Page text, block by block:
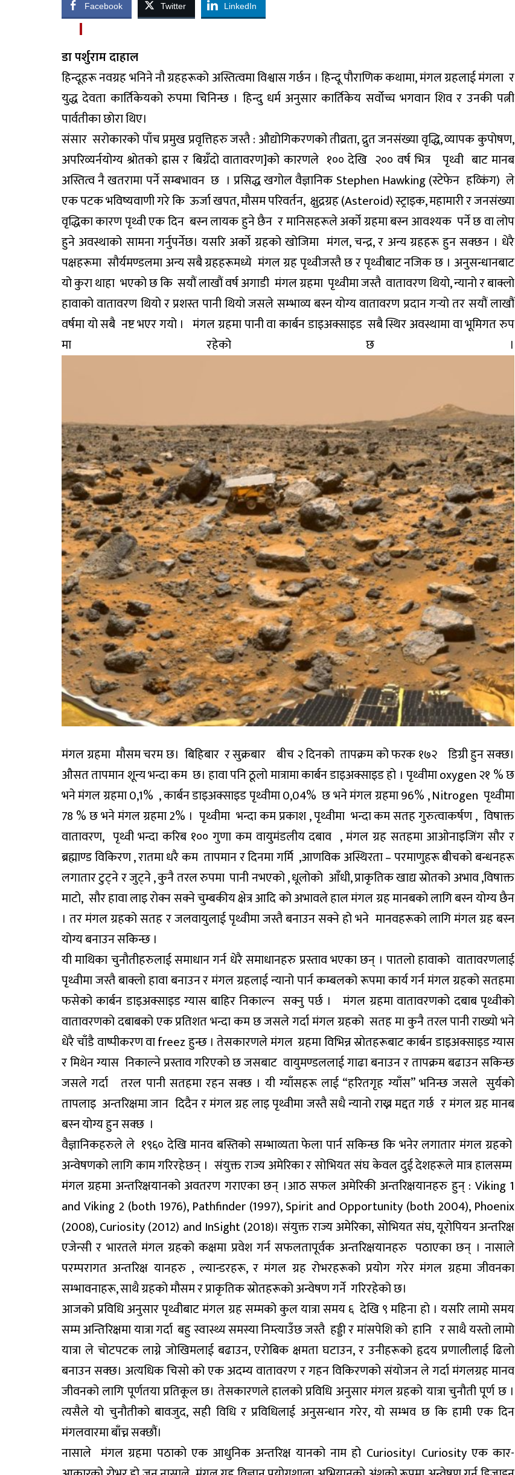
Facebook Twitter LinkedIn
डा पर्शुराम दाहाल
हिन्दूहरू नवग्रह भनिने नौ ग्रहहरूको अस्तित्वमा विश्वास गर्छन । हिन्दू पौराणिक कथामा, मंगल ग्रहलाई मंगला र
युद्ध देवता कार्तिकेयको रुपमा चिनिन्छ । हिन्दु धर्म अनुसार कार्तिकेय सर्वोच्च भगवान शिव र उनकी पत्नी
पार्वतीका छोरा थिए।
संसार सरोकारको पाँच प्रमुख प्रवृत्तिहरु जस्तै : औद्योगिकरणको तीव्रता, द्रुत जनसंख्या वृद्धि, व्यापक कुपोषण,
अपरिव्यर्नयोग्य श्रोतको ह्रास र बिग्रँदो वातावरण]को कारणले १०० देखि २०० वर्ष भित्र पृथ्वी बाट मानब
अस्तित्व नै खतरामा पर्ने सम्बभावन छ । प्रसिद्ध खगोल वैज्ञानिक Stephen Hawking (स्टेफेन हव्किंग) ले
एक पटक भविष्यवाणी गरे कि ऊर्जा खपत, मौसम परिवर्तन, क्षुद्रग्रह (Asteroid) स्ट्राइक, महामारी र जनसंख्या
वृद्धिका कारण पृथ्वी एक दिन बस्न लायक हुने छैन र मानिसहरूले अर्को ग्रहमा बस्न आवश्यक पर्ने छ वा लोप
हुने अवस्थाको सामना गर्नुपर्नेछ। यसरि अर्को ग्रहको खोजिमा मंगल, चन्द्र, र अन्य ग्रहहरू हुन सक्छन । धेरै
पक्षहरूमा सौर्यमण्डलमा अन्य सबै ग्रहहरूमध्ये मंगल ग्रह पृथ्वीजस्तै छ र पृथ्वीबाट नजिक छ । अनुसन्धानबाट
यो कुरा थाहा भएको छ कि सयौं लाखौं वर्ष अगाडी मंगल ग्रहमा पृथ्वीमा जस्तै वातावरण थियो, न्यानो र बाक्लो
हावाको वातावरण थियो र प्रशस्त पानी थियो जसले सम्भाव्य बस्न योग्य वातावरण प्रदान गर्‍यो तर सयौं लाखौं
वर्षमा यो सबै नष्ट भएर गयो । मंगल ग्रहमा पानी वा कार्बन डाइअक्साइड सबै स्थिर अवस्थामा वा भूमिगत रुप
मा रहेको छ ।
मंगल ग्रहमा मौसम चरम छ। बिहिबार र सुक्रबार बीच २ दिनको तापक्रम को फरक १७२ डिग्री हुन सक्छ।
औसत तापमान शून्य भन्दा कम छ। हावा पनि ठूलो मात्रामा कार्बन डाइअक्साइड हो । पृथ्वीमा oxygen २१ % छ
भने मंगल ग्रहमा 0,1% , कार्बन डाइअक्साइड पृथ्वीमा 0,04% छ भने मंगल ग्रहमा 96% , Nitrogen पृथ्वीमा
78 % छ भने मंगल ग्रहमा 2% । पृथ्वीमा भन्दा कम प्रकाश , पृथ्वीमा भन्दा कम सतह गुरुत्वाकर्षण , विषाक्त
वातावरण, पृथ्वी भन्दा करिब १०० गुणा कम वायुमंडलीय दबाव , मंगल ग्रह सतहमा आओनाइजिंग सौर र
ब्रह्माण्ड विकिरण , रातमा धरै कम तापमान र दिनमा गर्मि ,आणविक अस्थिरता – परमाणुहरू बीचको बन्धनहरू
लगातार टुट्ने र जुट्ने , कुनै तरल रुपमा पानी नभएको , धूलोको आँधी, प्राकृतिक खाद्य स्रोतको अभाव ,विषाक्त
माटो, सौर हावा लाइ रोक्न सक्ने चुम्बकीय क्षेत्र आदि को अभावले हाल मंगल ग्रह मानबको लागि बस्न योग्य छैन
। तर मंगल ग्रहको सतह र जलवायुलाई पृथ्वीमा जस्तै बनाउन सक्ने हो भने मानवहरूको लागि मंगल ग्रह बस्न
योग्य बनाउन सकिन्छ ।
यी माथिका चुनौतीहरुलाई समाधान गर्न धेरै समाधानहरु प्रस्ताव भएका छन् । पातलो हावाको वातावरणलाई
पृथ्वीमा जस्तै बाक्लो हावा बनाउन र मंगल ग्रहलाई न्यानो पार्न कम्बलको रूपमा कार्य गर्न मंगल ग्रहको सतहमा
फसेको कार्बन डाइअक्साइड ग्यास बाहिर निकाल्न सक्नु पर्छ । मंगल ग्रहमा वातावरणको दबाब पृथ्वीको
वातावरणको दबाबको एक प्रतिशत भन्दा कम छ जसले गर्दा मंगल ग्रहको सतह मा कुनै तरल पानी राख्यो भने
धेरै चाँडै वाष्पीकरण वा freez हुन्छ । तेसकारणले मंगल ग्रहमा विभिन्न स्रोतहरूबाट कार्बन डाइअक्साइड ग्यास
र मिथेन ग्यास निकाल्ने प्रस्ताव गरिएको छ जसबाट वायुमण्डललाई गाढा बनाउन र तापक्रम बढाउन सकिन्छ
जसले गर्दा तरल पानी सतहमा रहन सक्छ । यी ग्याँसहरू लाई “हरितगृह ग्याँस” भनिन्छ जसले सुर्यको
तापलाइ अन्तरिक्षमा जान दिदैन र मंगल ग्रह लाइ पृथ्वीमा जस्तै सधै न्यानो राख्न मद्दत गर्छ र मंगल ग्रह मानब
बस्न योग्य हुन सक्छ ।
वैज्ञानिकहरुले ले १९६० देखि मानव बस्तिको सम्भाव्यता फेला पार्न सकिन्छ कि भनेर लगातार मंगल ग्रहको
अन्वेषणको लागि काम गरिरहेछन् । संयुक्त राज्य अमेरिका र सोभियत संघ केवल दुई देशहरूले मात्र हालसम्म
मंगल ग्रहमा अन्तरिक्षयानको अवतरण गराएका छन् ।आठ सफल अमेरिकी अन्तरिक्षयानहरु हुन् : Viking 1
and Viking 2 (both 1976), Pathfinder (1997), Spirit and Opportunity (both 2004), Phoenix
(2008), Curiosity (2012) and InSight (2018)। संयुक्त राज्य अमेरिका, सोभियत संघ, यूरोपियन अन्तरिक्ष
एजेन्सी र भारतले मंगल ग्रहको कक्षमा प्रवेश गर्न सफलतापूर्वक अन्तरिक्षयानहरु पठाएका छन् । नासाले
परम्परागत अन्तरिक्ष यानहरु , ल्यान्डरहरू, र मंगल ग्रह रोभरहरूको प्रयोग गरेर मंगल ग्रहमा जीवनका
सम्भावनाहरू, साथै ग्रहको मौसम र प्राकृतिक स्रोतहरूको अन्वेषण गर्ने गरिरहेको छ।
आजको प्रविधि अनुसार पृथ्वीबाट मंगल ग्रह सम्मको कुल यात्रा समय ६ देखि ९ महिना हो । यसरि लामो समय
सम्म अन्तिरिक्षमा यात्रा गर्दा बहु स्वास्थ्य समस्या निम्त्याउँछ जस्तै हड्डी र मांसपेशि को हानि र साथै यस्तो लामो
यात्रा ले चोटपटक लाग्ने जोखिमलाई बढाउन, एरोबिक क्षमता घटाउन, र उनीहरूको हृदय प्रणालीलाई ढिलो
बनाउन सक्छ। अत्यधिक चिसो को एक अदम्य वातावरण र गहन विकिरणको संयोजन ले गर्दा मंगलग्रह मानव
जीवनको लागि पूर्णतया प्रतिकूल छ। तेसकारणले हालको प्रविधि अनुसार मंगल ग्रहको यात्रा चुनौती पूर्ण छ ।
त्यसैले यो चुनौतीको बावजुद, सही विधि र प्रविधिलाई अनुसन्धान गरेर, यो सम्भव छ कि हामी एक दिन
मंगलवारमा बाँच्न सक्छौं।
नासाले मंगल ग्रहमा पठाको एक आधुनिक अन्तरिक्ष यानको नाम हो Curiosity। Curiosity एक कार-